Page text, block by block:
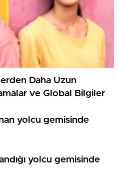
Daha Uzun
ve Global Bilgiler
yolcu gemisinde
yolcu gemisinde